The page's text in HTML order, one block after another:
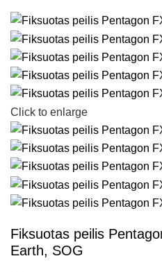
Click to enlarge
Fiksuotas peilis
Earth, SOG